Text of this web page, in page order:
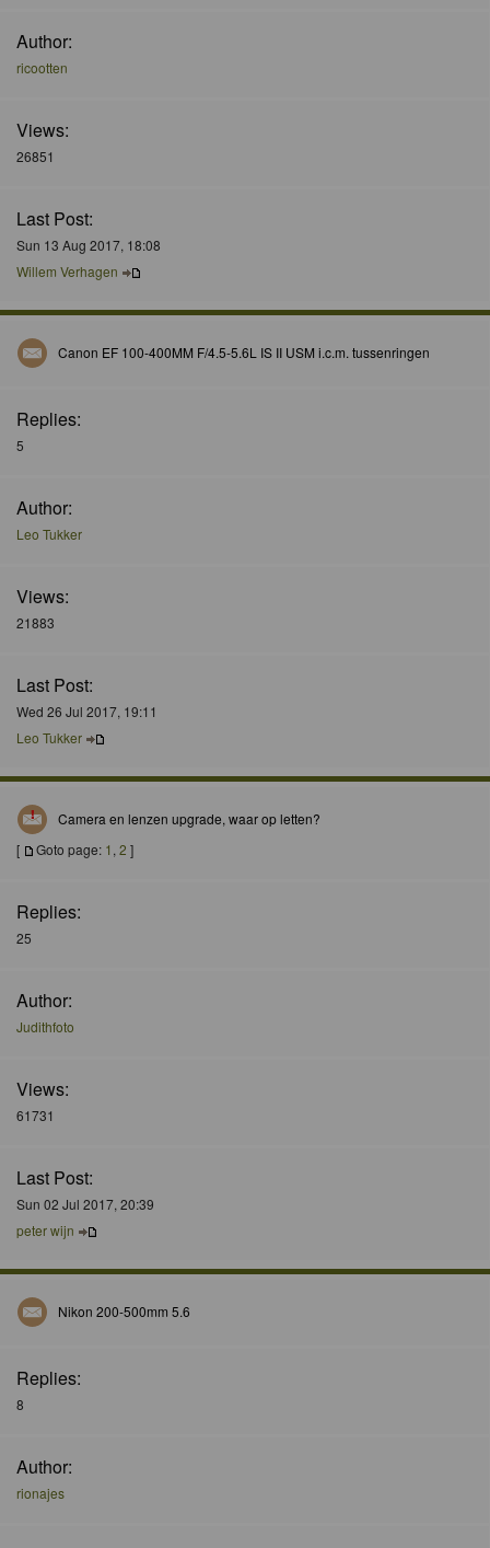
Author:
ricootten
Views:
26851
Last Post:
Sun 13 Aug 2017, 18:08
Willem Verhagen
Canon EF 100-400MM F/4.5-5.6L IS II USM i.c.m. tussenringen
Replies:
5
Author:
Leo Tukker
Views:
21883
Last Post:
Wed 26 Jul 2017, 19:11
Leo Tukker
Camera en lenzen upgrade, waar op letten?
[
Goto page: 1 , 2 ]
Replies:
25
Author:
Judithfoto
Views:
61731
Last Post:
Sun 02 Jul 2017, 20:39
peter wijn
Nikon 200-500mm 5.6
Replies:
8
Author:
rionajes